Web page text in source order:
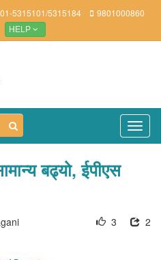
5315101/5315184 9801000860
HELP
बढ्यो, ईपीएस
2
3